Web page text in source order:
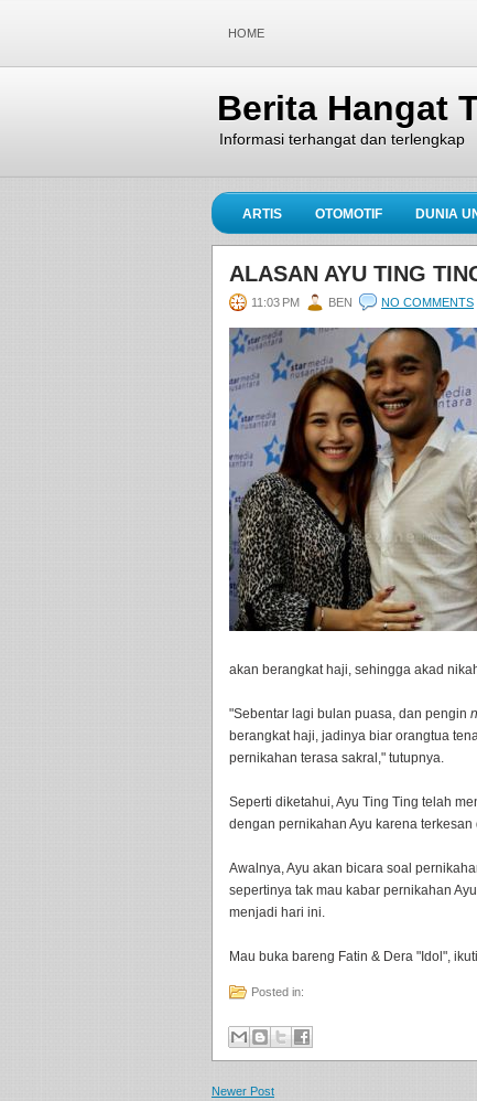
HOME
Berita Hangat
Informasi terhangat dan terlengkap
ARTIS OTOMOTIF DUNIA
ALASAN AYU TING
11:03 PM BEN NO COMMENTS
akan berangkat haji, sehingga akad
"Sebentar lagi bulan puasa, dan pengin
berangkat haji, jadinya biar orangtua
pernikahan terasa sakral," tutupnya.
Seperti diketahui, Ayu Ting Ting telah
dengan pernikahan Ayu karena
Awalnya, Ayu akan bicara soal
sepertinya tak mau kabar pernikahan
menjadi hari ini.
Mau buka bareng Fatin & Dera "Idol",
Posted in:
Newer Post